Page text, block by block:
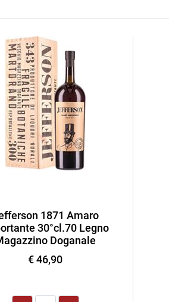
1871 Amaro
30°cl.70 Legno
Doganale
€ 46,90